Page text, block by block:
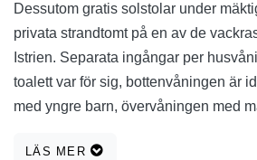
Dessutom gratis solstolar under
privata strandtomt på en av de
Istrien. Separata ingångar per
toalett var för sig, bottenvåningen är
med yngre barn, övervåningen med
du också boka varje husvåning som
LÄS MER